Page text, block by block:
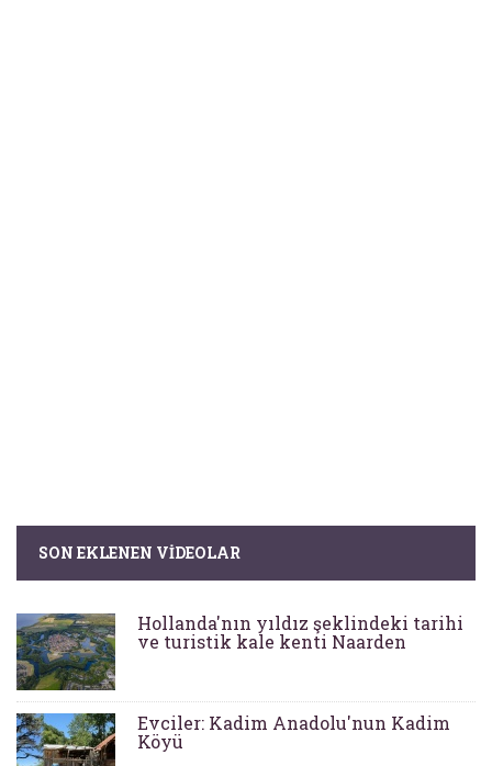
SON EKLENEN VIDEOLAR
Hollanda'nın yıldız şeklindeki tarihi
ve turistik kale kenti Naarden
Evciler: Kadim Anadolu'nun Kadim
Köyü